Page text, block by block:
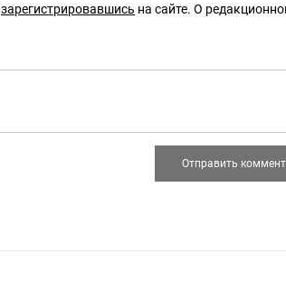
зарегистрировавшись на сайте. О